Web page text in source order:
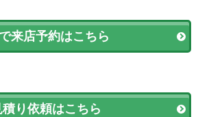
来店予約はこちら
積り依頼はこちら